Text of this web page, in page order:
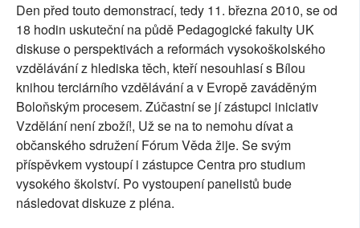
Den před touto demonstrací, tedy 11. března 2010, se od
18 hodin uskuteční na půdě Pedagogické fakulty UK
diskuse o perspektivách a reformách vysokoškolského
vzdělávání z hlediska těch, kteří nesouhlasí s Bílou
knihou terciárního vzdělávání a v Evropě zaváděným
Boloňským procesem. Zúčastní se jí zástupci iniciativ
Vzdělání není zboží!, Už se na to nemohu dívat a
občanského sdružení Fórum Věda žije. Se svým
příspěvkem vystoupí i zástupce Centra pro studium
vysokého školství. Po vystoupení panelistů bude
následovat diskuze z pléna.